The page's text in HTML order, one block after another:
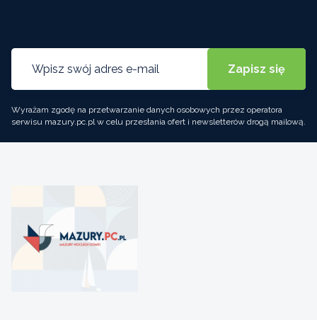
Wyrażam zgodę na przetwarzanie danych osobowych przez operatora
serwisu mazury.pc.pl w celu przesłania ofert i newsletterów drogą mailową.